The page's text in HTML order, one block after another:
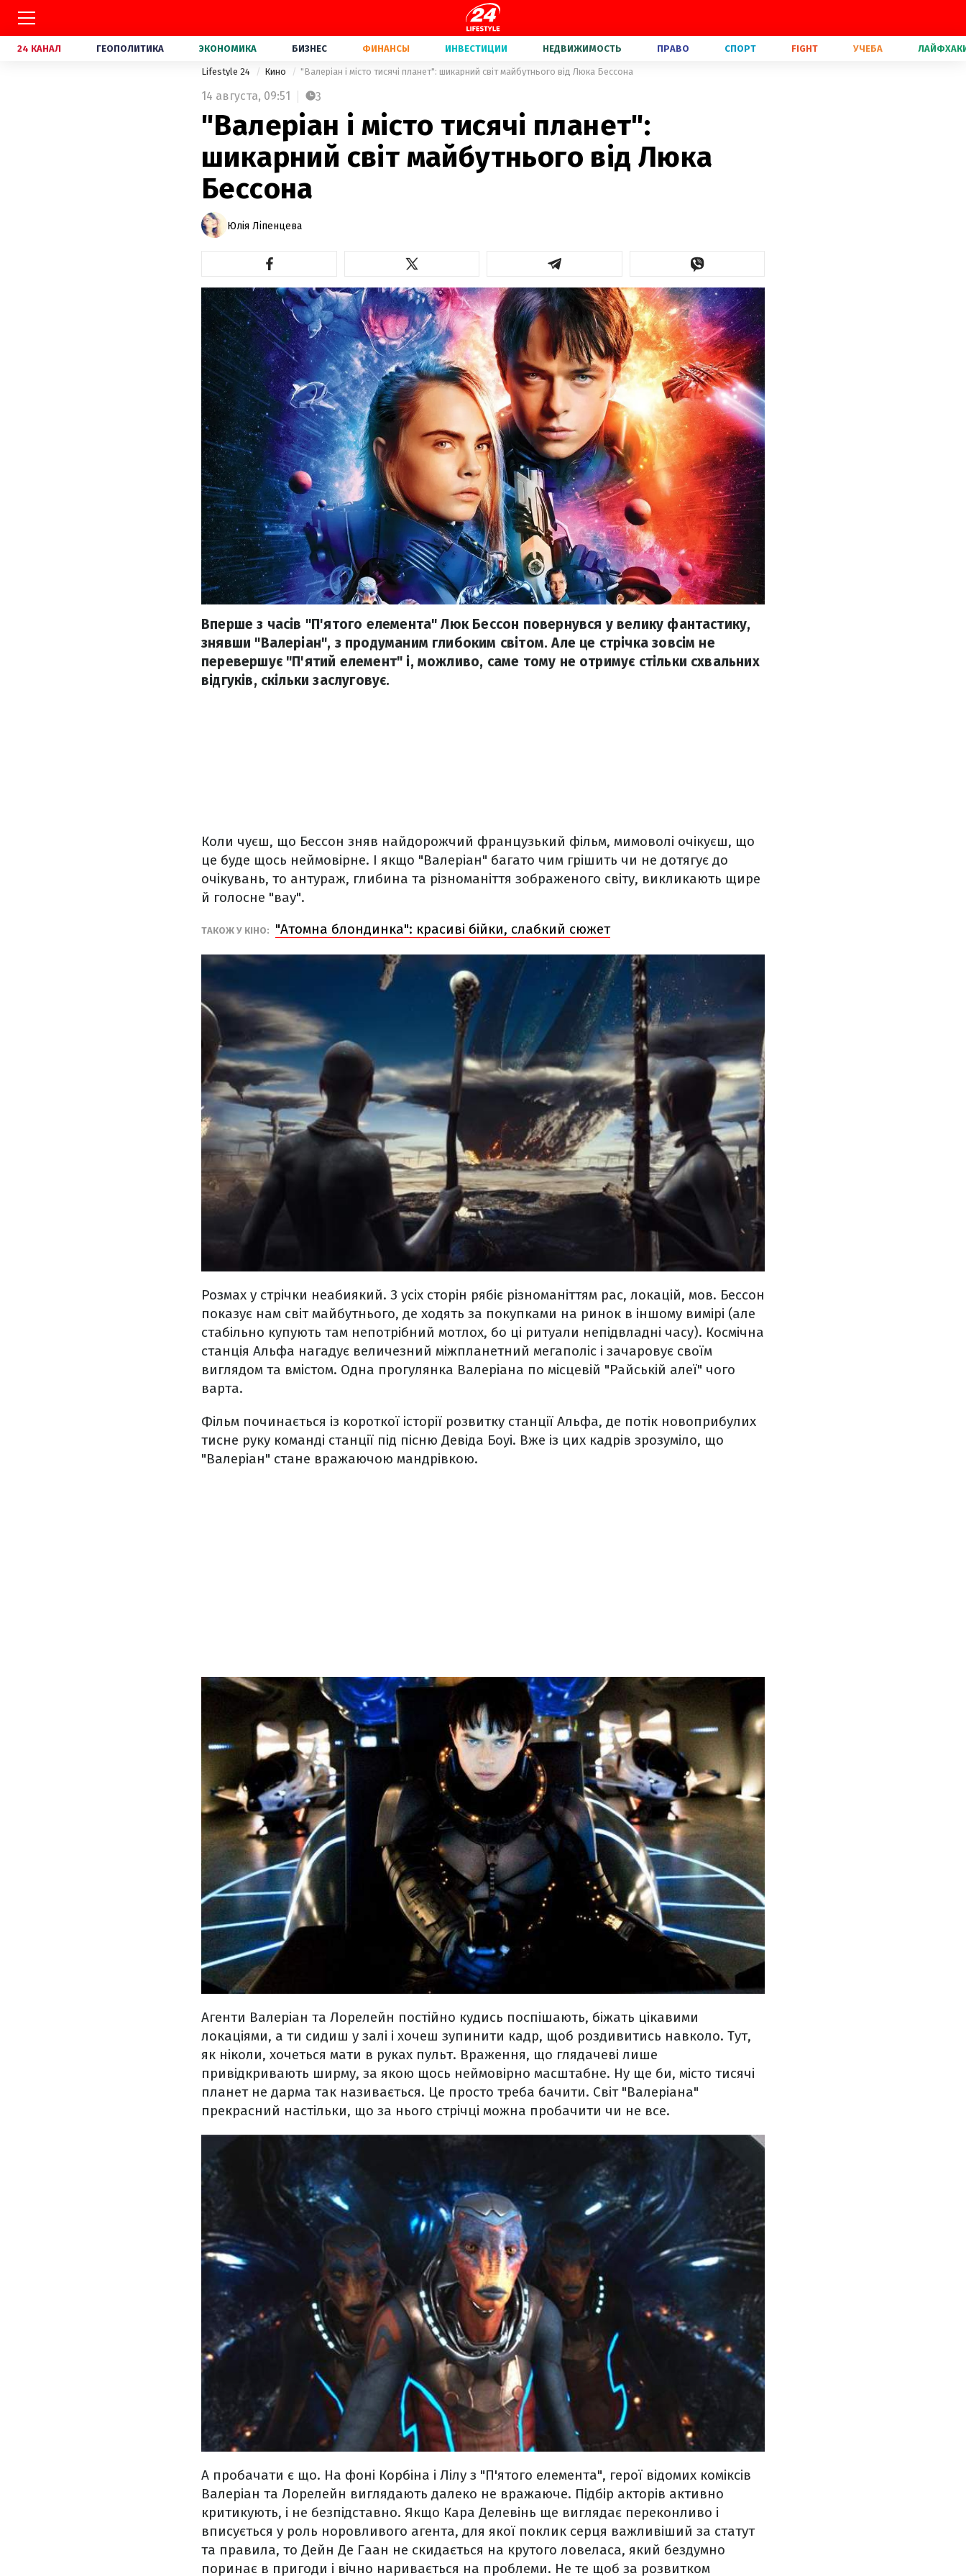
24 КАНАЛ ГЕОПОЛИТИКА ЭКОНОМИКА БИЗНЕС ФИНАНСЫ ИНВЕСТИЦИИ НЕДВИЖИМОСТЬ ПРАВО СПОРТ FIGHT УЧЕБА
Lifestyle 24 Кино "Валеріан і місто тисячі планет": шикарний світ майбутнього від Люка Бессона
14 августа, 09:51 3
"Валеріан і місто тисячі планет":
шикарний світ майбутнього від Люка
Бессона
Юлія Ліпенцева
Вперше з часів "П'ятого елемента" Люк Бессон повернувся у велику фантастику,
знявши "Валеріан", з продуманим глибоким світом. Але це стрічка зовсім не
перевершує "П'ятий елемент" і, можливо, саме тому не отримує стільки схвальних
відгуків, скільки заслуговує.
Коли чуєш, що Бессон зняв найдорожчий французький фільм, мимоволі очікуєш, що
це буде щось неймовірне. І якщо "Валеріан" багато чим грішить чи не дотягує до
очікувань, то антураж, глибина та різноманіття зображеного світу, викликають щире
й голосне "вау".
ТАКОЖ У КІНО: "Атомна блондинка": красиві бійки, слабкий сюжет
Розмах у стрічки неабиякий. З усіх сторін рябіє різноманіттям рас, локацій, мов. Бессон
показує нам світ майбутнього, де ходять за покупками на ринок в іншому вимірі (але
стабільно купують там непотрібний мотлох, бо ці ритуали непідвладні часу). Космічна
станція Альфа нагадує величезний міжпланетний мегаполіс і зачаровує своїм
виглядом та вмістом. Одна прогулянка Валеріана по місцевій "Райській алеї" чого
варта.
Фільм починається із короткої історії розвитку станції Альфа, де потік новоприбулих
тисне руку команді станції під пісню Девіда Боуі. Вже із цих кадрів зрозуміло, що
"Валеріан" стане вражаючою мандрівкою.
Агенти Валеріан та Лорелейн постійно кудись поспішають, біжать цікавими
локаціями, а ти сидиш у залі і хочеш зупинити кадр, щоб роздивитись навколо. Тут,
як ніколи, хочеться мати в руках пульт. Враження, що глядачеві лише
привідкривають ширму, за якою щось неймовірно масштабне. Ну ще би, місто тисячі
планет не дарма так називається. Це просто треба бачити. Світ "Валеріана"
прекрасний настільки, що за нього стрічці можна пробачити чи не все.
А пробачати є що. На фоні Корбіна і Лілу з "П'ятого елемента", герої відомих коміксів
Валеріан та Лорелейн виглядають далеко не вражаюче. Підбір акторів активно
критикують, і не безпідставно. Якщо Кара Делевінь ще виглядає переконливо і
вписується у роль норовливого агента, для якої поклик серця важливіший за статут
та правила, то Дейн Де Гаан не скидається на крутого ловеласа, який бездумно
поринає в пригоди і вічно наривається на проблеми. Не те щоб за розвитком